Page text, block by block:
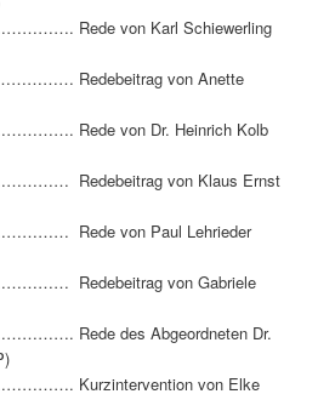
Rede von Karl Schiewerling
Redebeitrag von Anette
Rede von Dr. Heinrich Kolb
Redebeitrag von Klaus Ernst
Rede von Paul Lehrieder
Redebeitrag von Gabriele
Rede des Abgeordneten Dr.
Kurzintervention von Elke